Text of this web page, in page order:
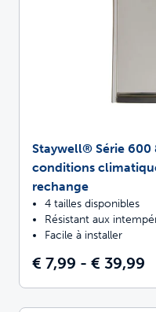
Staywell® Série
conditions
rechange
4 tailles disponibles
Résistant aux
Facile à installer
€ 7,99 - € 39,99